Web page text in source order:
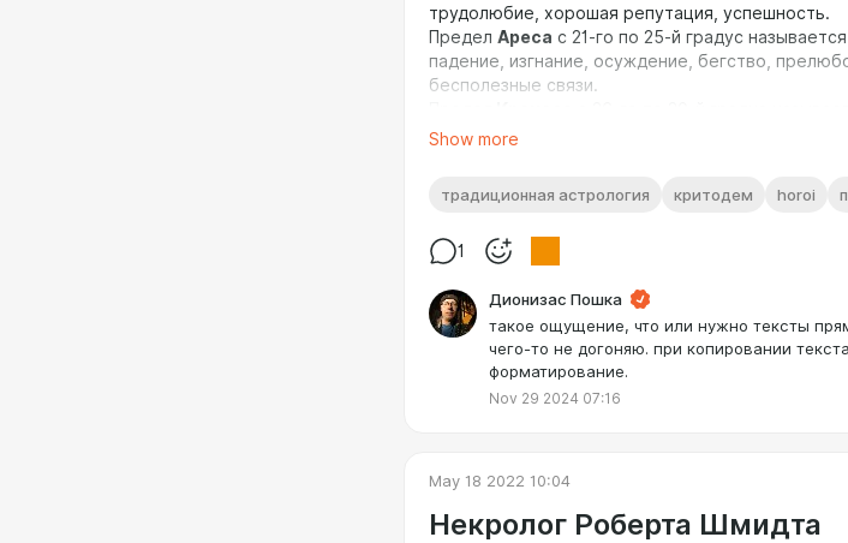
трудолюбие, хорошая репутация, успешность.
Предел Ареса с 21-го по 25-й градус
падение, изгнание, осуждение, бегство,
бесполезные связи.
управляющие и те, кто в судах, некоторые
(2.) Бык
чистоплотные, музыкально-одарённые,
правители или управляющие.
ПределЗевсаот 15-го градуса до 22-го
репутация, увеличение" :неожиданное
очень много дружеских связей.
ПределКроноса с 23-го по 27-й градус
Show more
традиционная астрология критодем horoi
1
Дионизас Пошка
такое ощущение, что или нужно тексты
чего-то не догоняю. при копировании
форматирование.
Nov 29 2024 07:16
May 18 2022 10:04
Некролог Роберта Шмидта